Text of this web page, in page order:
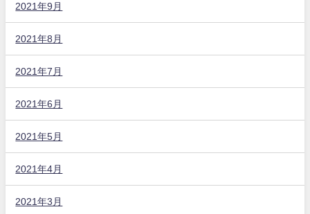
2021年9月
2021年8月
2021年7月
2021年6月
2021年5月
2021年4月
2021年3月